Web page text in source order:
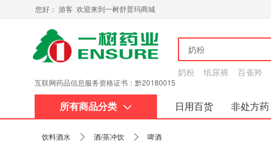
您好： 游客 欢迎来到一树舒普玛商城
互联网药品信息服务资格证书：黔20180015
奶粉 纸尿裤 百雀羚
所有商品分类 日用百货 非处方药
饮料酒水 酒/茶冲饮 啤酒